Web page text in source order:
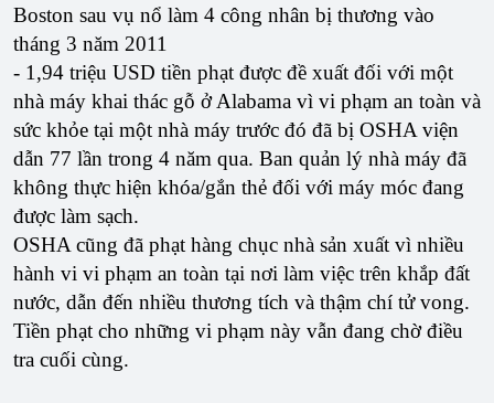
Boston sau vụ nổ làm 4 công nhân bị thương vào
tháng 3 năm 2011
- 1,94 triệu USD tiền phạt được đề xuất đối với một
nhà máy khai thác gỗ ở Alabama vì vi phạm an toàn và
sức khỏe tại một nhà máy trước đó đã bị OSHA viện
dẫn 77 lần trong 4 năm qua. Ban quản lý nhà máy đã
không thực hiện khóa/gắn thẻ đối với máy móc đang
được làm sạch.
OSHA cũng đã phạt hàng chục nhà sản xuất vì nhiều
hành vi vi phạm an toàn tại nơi làm việc trên khắp đất
nước, dẫn đến nhiều thương tích và thậm chí tử vong.
Tiền phạt cho những vi phạm này vẫn đang chờ điều
tra cuối cùng.